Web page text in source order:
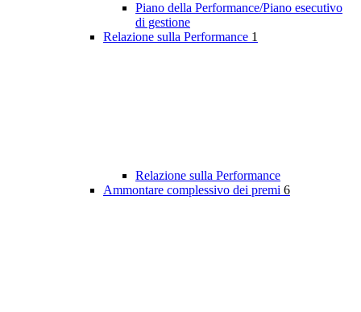
Piano della Performance/Piano esecutivo
di gestione
Relazione sulla Performance 1
Relazione sulla Performance
Ammontare complessivo dei premi 6